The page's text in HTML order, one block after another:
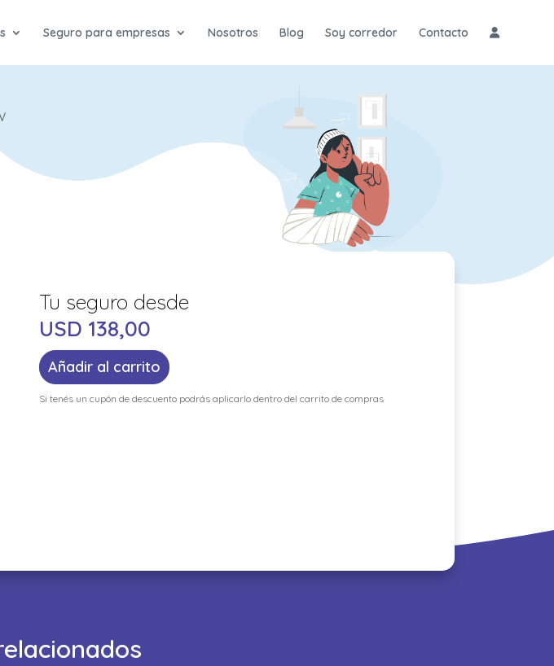
Seguro para empresas Nosotros Blog Soy corredor Contacto
USD 138,00
Añadir al carrito
Si tenés un cupón de descuento podrás aplicarlo dentro del carrito de compras